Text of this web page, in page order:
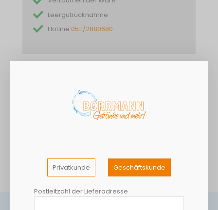
Leergutrücknahme
Hotline 0511/2880680
Natürliches Mineralwasser mit einem dezenten
MEHR INFORMATIONEN
Privatkunde Geschäftskunde
Postleitzahl der Lieferadresse